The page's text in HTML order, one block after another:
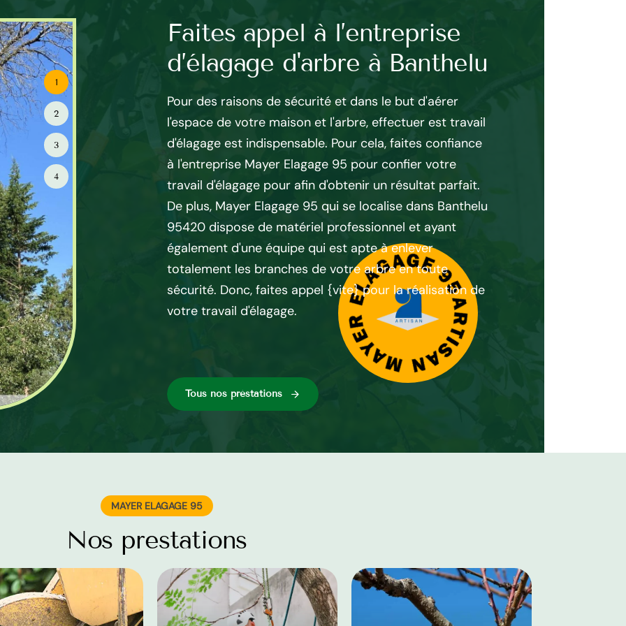
à
95 à Banthelu est
dans tout le 95420.
vous orienterons dans
besoins, votre budget et
d’horticole. Chaque
par cas. Avec ses
dans le métier, élagueur
efficacement chez
qualité sans pour autant
élagueur 95420
traitements adaptés à
Faites appel à l’entreprise
d’élagage d'arbre à Banthelu
Pour des raisons de sécurité et dans le but d'aérer
l'espace de votre maison et l'arbre, effectuer est travail
d'élagage est indispensable. Pour cela, faites confiance
à l'entreprise Mayer Elagage 95 pour confier votre
travail d'élagage pour afin d'obtenir un résultat parfait.
De plus, Mayer Elagage 95 qui se localise dans Banthelu
95420 dispose de matériel professionnel et ayant
également d'une équipe qui est apte à enlever
totalement les branches de votre arbre en toute
sécurité. Donc, faites appel {vite} pour la réalisation de
votre travail d'élagage.
1
2
3
4
Tous nos préstations
MAYER ELAGAGE 95
Nos prestations